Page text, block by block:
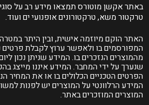
באתר אקשן מוטורס תמצאו מידע רב על
טרקטור משא, טרקטורונים אופנועי ים ועוד.
האתר הוקם מיוזמה אישית, ובין היתר
המפורסמים בו ולאפשר ערוץ לקבלת פרטים
מהמוצרים הנזכרים בו. המידע שניתן נכון
שנערך על ידי המחבר. המידע איננו מייצג
הפרטים הטכניים הכלולים בו או את המחיר
המידע הרלוונטי על המוצרים יש לפנות
המוצרים המוזכרים באתר.